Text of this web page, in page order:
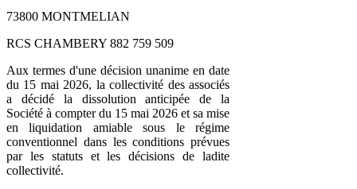
73800 MONTMELIAN
RCS CHAMBERY 882 759 509
Aux termes d'une décision unanime en date
du 15 mai 2026, la collectivité des associés
a décidé la dissolution anticipée de la
Société à compter du 15 mai 2026 et sa mise
en liquidation amiable sous le régime
conventionnel dans les conditions prévues
par les statuts et les décisions de ladite
collectivité.